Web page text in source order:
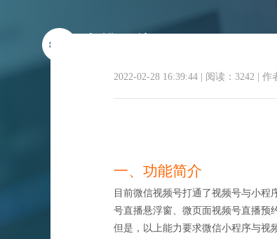
微
2022-02-28 16:39:44 阅读：3242 作
一、功能简介
目前微信视频号打通了视频号与小
号直播悬浮窗、微页面视频号直播预
但是，以上能力要求微信小程序与视